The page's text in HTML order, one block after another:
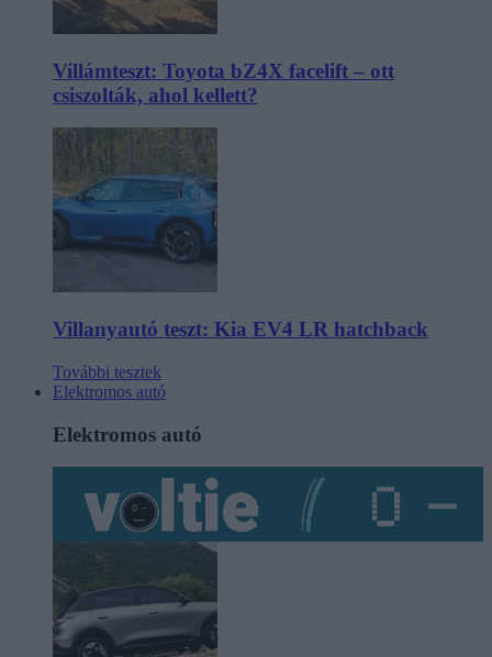
Villámteszt: Toyota bZ4X facelift – ott
csiszolták, ahol kellett?
Villanyautó teszt: Kia EV4 LR hatchback
További tesztek
Elektromos autó
Elektromos autó